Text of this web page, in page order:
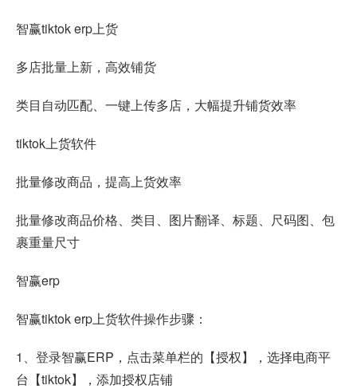
智赢tiktok erp上货
多店批量上新，高效铺货
类目自动匹配、一键上传多店，大幅提升铺货效率
tiktok上货软件
批量修改商品，提高上货效率
批量修改商品价格、类目、图片翻译、标题、尺码图、包
裹重量尺寸
智赢erp
智赢tiktok erp上货软件操作步骤：
1、登录智赢ERP，点击菜单栏的【授权】，选择电商平
台【tiktok】，添加授权店铺